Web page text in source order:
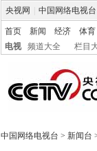
央视网 中国网络电视台
首页 新闻 经济 体育
电视
频道大全 栏目
中国网络电视台 > 新闻台